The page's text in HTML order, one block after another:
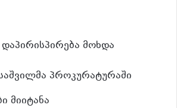
მოხდა
პროკურატურაში
მიიტანა